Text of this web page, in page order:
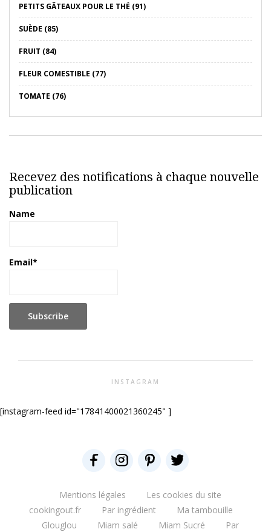
PETITS GÂTEAUX POUR LE THÉ (91)
SUÈDE (85)
FRUIT (84)
FLEUR COMESTIBLE (77)
TOMATE (76)
Recevez des notifications à chaque nouvelle
publication
Name
Email*
INSTAGRAM
[instagram-feed id="17841400021360245" ]
Mentions légales
Les cookies du site
cookingout.fr
Par ingrédient
Ma tambouille
Glouglou
Miam salé Miam Sucré Par